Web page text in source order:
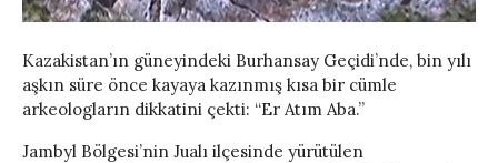
Kazakistan’ın güneyindeki Burhansay Geçidi’nde, bin yılı
aşkın süre önce kayaya kazınmış kısa bir cümle
arkeologların dikkatini çekti: “Er Atım Aba.”
Jambyl Bölgesi’nin Jualı ilçesinde yürütülen